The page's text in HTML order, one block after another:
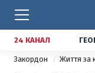
24 КАНАЛ
Закордон Життя за